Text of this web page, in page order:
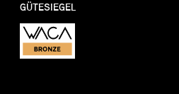
GÜTESIEGEL